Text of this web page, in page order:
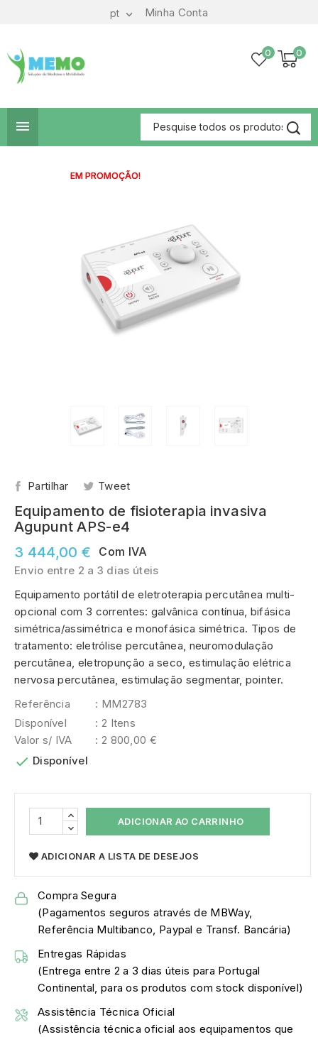
Minha Conta
pt 
0
0

EM PROMOÇÃO!
EM PROMOÇÃO!
Partilhar Tweet
Equipamento de fisioterapia invasiva
Agupunt APS-e4
3 444,00 €
Com IVA
Envio entre 2 a 3 dias úteis
Equipamento portátil de eletroterapia percutânea multi-
opcional com 3 correntes: galvânica contínua, bifásica
simétrica/assimétrica e monofásica simétrica. Tipos de
tratamento: eletrólise percutânea, neuromodulação
percutânea, eletropunção a seco, estimulação elétrica
nervosa percutânea, estimulação segmentar, pointer.
Referência
: MM2783
Disponível
: 2 Itens
Valor s/ IVA
: 2 800,00 €
 Disponível
ADICIONAR AO CARRINHO
ADICIONAR A LISTA DE DESEJOS
Compra Segura
(Pagamentos seguros através de MBWay,
Referência Multibanco, Paypal e Transf. Bancária)
Entregas Rápidas
(Entrega entre 2 a 3 dias úteis para Portugal
Continental, para os produtos com stock disponível)
Assistência Técnica Oficial
(Assistência técnica oficial aos equipamentos que